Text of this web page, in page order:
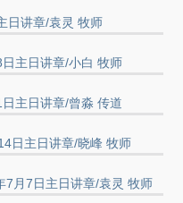
日讲章/袁灵 牧师
主日讲章/小白 牧师
主日讲章/曾淼 传道
日主日讲章/晓峰 牧师
月7日主日讲章/袁灵 牧师